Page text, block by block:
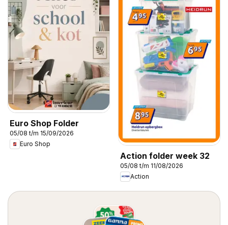
Euro Shop Folder
05/08 t/m 15/09/2026
Euro Shop
Action folder week 32
05/08 t/m 11/08/2026
Action